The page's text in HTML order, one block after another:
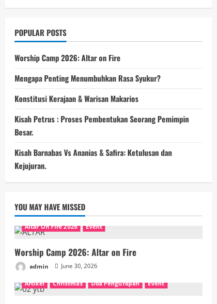
POPULAR POSTS
Worship Camp 2026: Altar on Fire
Mengapa Penting Menumbuhkan Rasa Syukur?
Konstitusi Kerajaan & Warisan Makarios
Kisah Petrus : Proses Pembentukan Seorang Pemimpin
Besar.
Kisah Barnabas Vs Ananias & Safira: Ketulusan dan
Kejujuran.
YOU MAY HAVE MISSED
Altar On Fire 2026 Event
Worship Camp 2026: Altar on Fire
admin June 30, 2026
Artikel Christmas Doa Pengurapan Event